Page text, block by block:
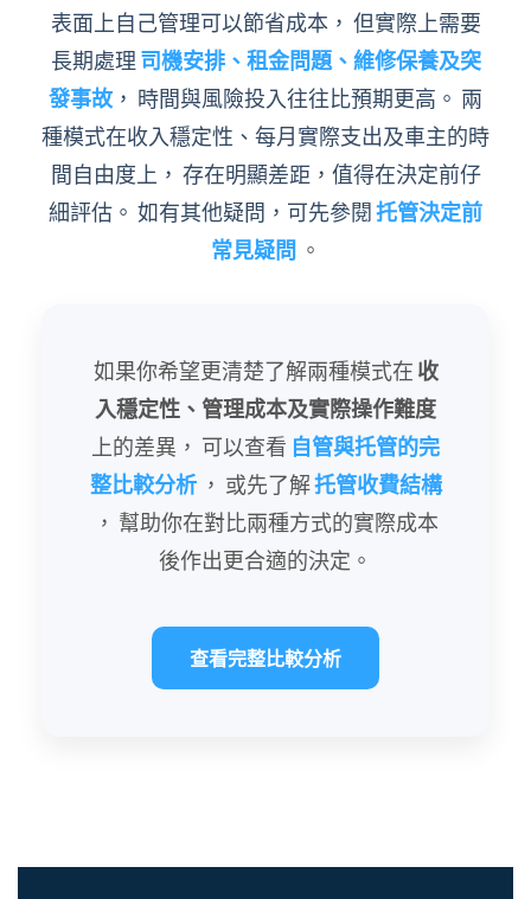
表面上自己管理可以節省成本， 但實際上需要
長期處理 司機安排、租金問題、維修保養及突
發事故 ， 時間與風險投入往往比預期更高。 兩
種模式在收入穩定性、每月實際支出及車主的時
間自由度上， 存在明顯差距，值得在決定前仔
細評估。 如有其他疑問，可先參閱 托管決定前
常見疑問 。
如果你希望更清楚了解兩種模式在 收
入穩定性、管理成本及實際操作難度
上的差異， 可以查看 自管與托管的完
整比較分析 ， 或先了解托管收費結構
， 幫助你在對比兩種方式的實際成本
後作出更合適的決定。
查看完整比較分析